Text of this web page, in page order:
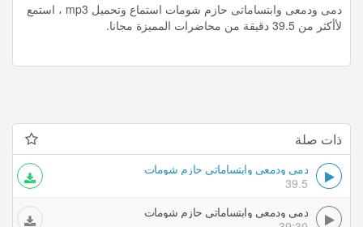
دمى ودمعى وابتساماتى حازم شومات استماع وتحميل mp3 ، استمع
لأأكثر من 39.5 دقيقة من محاضرات المميزة مجانا.
ذات صلة
دمى ودمعى وابتساماتى حازم شومات
39.5
دمى ودمعى وابتساماتى حازم شومات